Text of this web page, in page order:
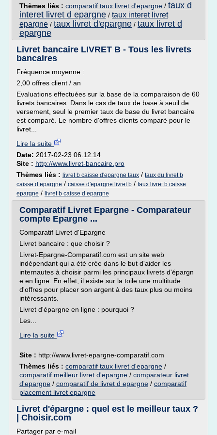
Thèmes liés : comparatif taux livret d'epargne / taux d
interet livret d epargne / taux interet livret
epargne / taux livret d'epargne / taux livret d
epargne
Livret bancaire LIVRET B - Tous les livrets
bancaires
Fréquence moyenne :
2,00 offres client / an
Evaluations effectuées sur la base de la comparaison de 60
livrets bancaires. Dans le cas de taux de base à seuil de
versement, seul le premier taux de base du livret bancaire
est comparé. Le nombre d'offres clients comparé pour le
livret...
Lire la suite
Date: 2017-02-23 06:12:14
Site : http://www.livret-bancaire.pro
Thèmes liés : livret b caisse d'epargne taux / taux du livret b
caisse d epargne / caisse d'epargne livret b / taux livret b caisse
epargne / livret b caisse d epargne
Comparatif Livret Epargne - Comparateur
compte Epargne ...
Comparatif Livret d'Epargne
Livret bancaire : que choisir ?
Livret-Epargne-Comparatif.com est un site web
indépendant qui a été crée dans le but d'aider les
internautes à choisir parmi les principaux livrets d'épargn
e en ligne. En effet, il existe sur la toile une multitude
d'offres pour placer son argent à des taux plus ou moins
intéressants.
Livret d'épargne en ligne : pourquoi ?
Les...
Lire la suite
Site : http://www.livret-epargne-comparatif.com
Thèmes liés : comparatif taux livret d'epargne /
comparatif meilleur livret d'epargne / comparateur livret
d'epargne / comparatif de livret d epargne / comparatif
placement livret epargne
Livret d'épargne : quel est le meilleur taux ?
| Choisir.com
Partager par e-mail